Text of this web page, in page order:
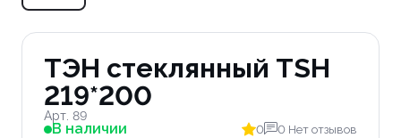
ТЭН стеклянный TSH
219*200
Арт. 89
В наличии 0 0 Нет отзывов